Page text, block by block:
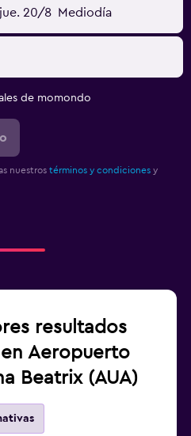
jue. 20/8 Mediodía
de momondo
nuestros términos y condiciones y
resultados
Aeropuerto
Beatrix (AUA)